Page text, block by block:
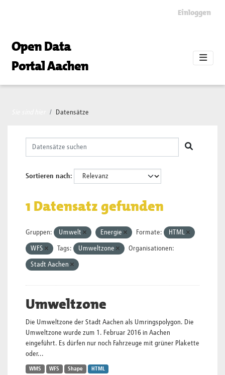
Einloggen
Open Data
Portal Aachen
Datensätze
Sortieren nach
1 Datensatz gefunden
Gruppen: Umwelt Energie Formate: HTML
WFS Tags: Umweltzone Organisationen:
Stadt Aachen
Umweltzone
Die Umweltzone der Stadt Aachen als Umringspolygon. Die
Umweltzone wurde zum 1. Februar 2016 in Aachen
eingeführt. Es dürfen nur noch Fahrzeuge mit grüner Plakette
oder...
WMS WFS Shape HTML